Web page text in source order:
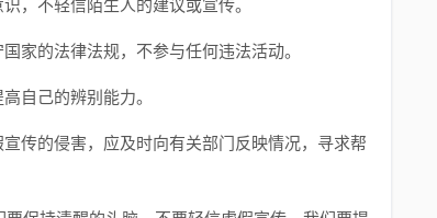
，不轻信陌生人的建议或宣传。
家的法律法规，不参与任何违法活动。
自己的辨别能力。
传的侵害，应及时向有关部门反映情况，寻求帮